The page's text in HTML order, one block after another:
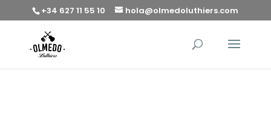
+34 627 11 55 10 hola@olmedoluthiers.com